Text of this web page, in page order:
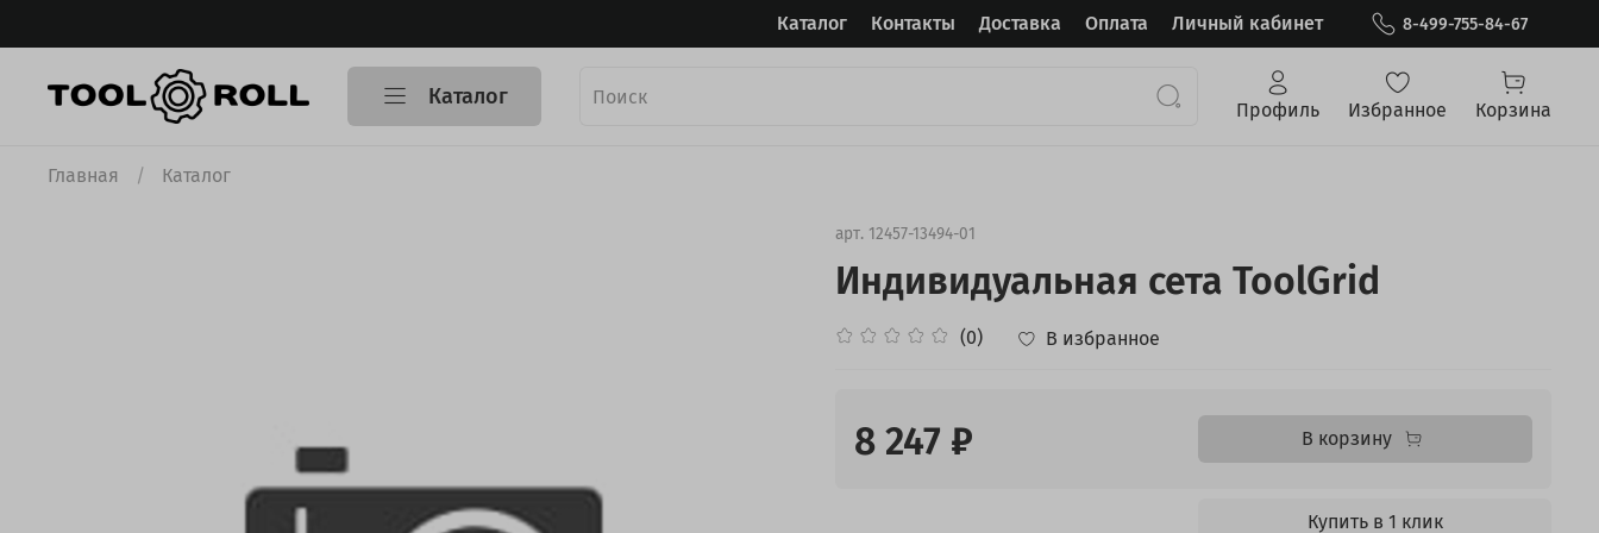
Каталог Контакты Доставка Оплата Личный кабинет 8-499-755-84-67
Каталог Профиль Избранное Корзина
Главная Каталог
арт. 12457-13494-01
Индивидуальная сета ToolGrid
(0) В избранное
8 247 ₽ В корзину
Купить в 1 клик